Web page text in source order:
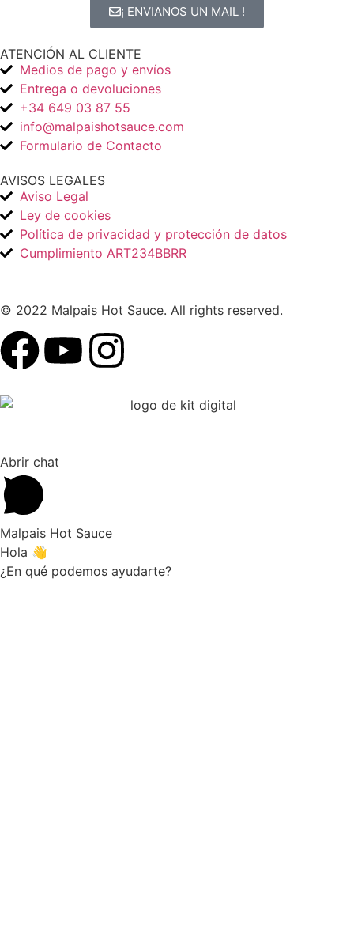
¡ ENVIANOS UN MAIL !
ATENCIÓN AL CLIENTE
Medios de pago y envíos
Entrega o devoluciones
+34 649 03 87 55
info@malpaishotsauce.com
Formulario de Contacto
AVISOS LEGALES
Aviso Legal
Ley de cookies
Política de privacidad y protección de datos
Cumplimiento ART234BBRR
© 2022 Malpais Hot Sauce. All rights reserved.
Abrir chat
Malpais Hot Sauce
Hola 👋
¿En qué podemos ayudarte?